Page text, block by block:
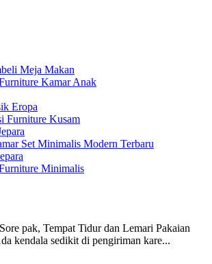
Meja Makan
Kamar Anak
Eropa
Furniture Kusam
Set Minimalis Modern Terbaru
Minimalis
Sore pak, Tempat Tidur dan Lemari Pakaian
kendala sedikit di pengiriman kare...